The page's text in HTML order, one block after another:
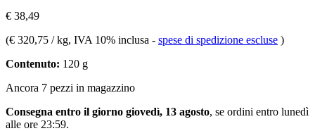
€ 38,49
(€ 320,75 / kg, IVA 10% inclusa - spese di spedizione escluse )
Contenuto: 120 g
Ancora 7 pezzi in magazzino
Consegna entro il giorno giovedì, 13 agosto, se ordini entro lunedì
alle ore 23:59.